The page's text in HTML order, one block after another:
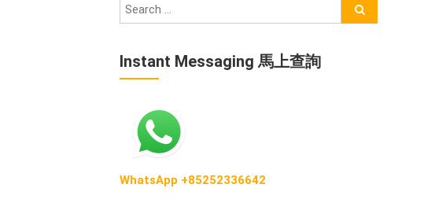
Instant Messaging 馬上查詢
WhatsApp +85252336642